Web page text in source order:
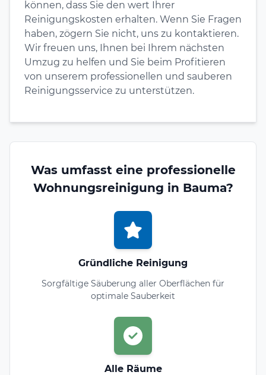
können, dass Sie den wert Ihrer
Reinigungskosten erhalten. Wenn Sie Fragen
haben, zögern Sie nicht, uns zu kontaktieren.
Wir freuen uns, Ihnen bei Ihrem nächsten
Umzug zu helfen und Sie beim Profitieren
von unserem professionellen und sauberen
Reinigungsservice zu unterstützen.
Was umfasst eine professionelle
Wohnungsreinigung in Bauma?
Gründliche Reinigung
Sorgfältige Säuberung aller Oberflächen für
optimale Sauberkeit
Alle Räume